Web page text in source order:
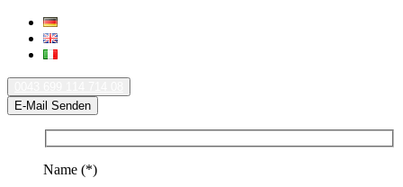
E-Mail Senden
Name (*)